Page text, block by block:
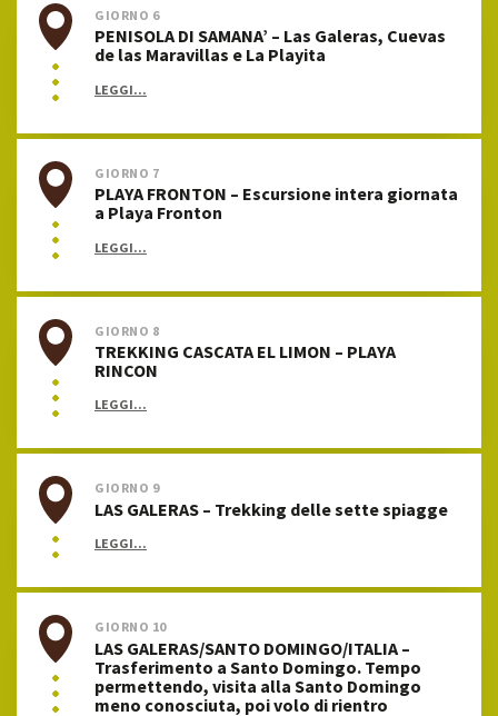
GIORNO 6
PENISOLA DI SAMANA’ – Las Galeras, Cuevas
de las Maravillas e La Playita
LEGGI...
GIORNO 7
PLAYA FRONTON – Escursione intera giornata
a Playa Fronton
LEGGI...
GIORNO 8
TREKKING CASCATA EL LIMON – PLAYA
RINCON
LEGGI...
GIORNO 9
LAS GALERAS – Trekking delle sette spiagge
LEGGI...
GIORNO 10
LAS GALERAS/SANTO DOMINGO/ITALIA –
Trasferimento a Santo Domingo. Tempo
permettendo, visita alla Santo Domingo
meno conosciuta, poi volo di rientro